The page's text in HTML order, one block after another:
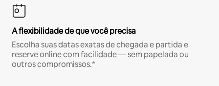
A flexibilidade de que você precisa
Escolha suas datas exatas de chegada e partida e
reserve online com facilidade — sem papelada ou
outros compromissos.*